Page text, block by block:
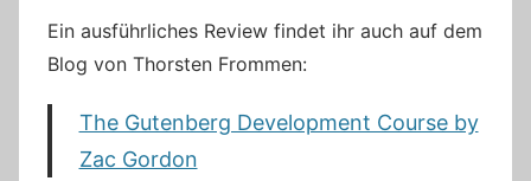
Ein ausführliches Review findet ihr auch auf dem
Blog von Thorsten Frommen:
The Gutenberg Development Course by
Zac Gordon